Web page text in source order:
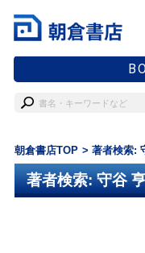
朝倉書店TOP 著者検索:
著者検索: 守谷